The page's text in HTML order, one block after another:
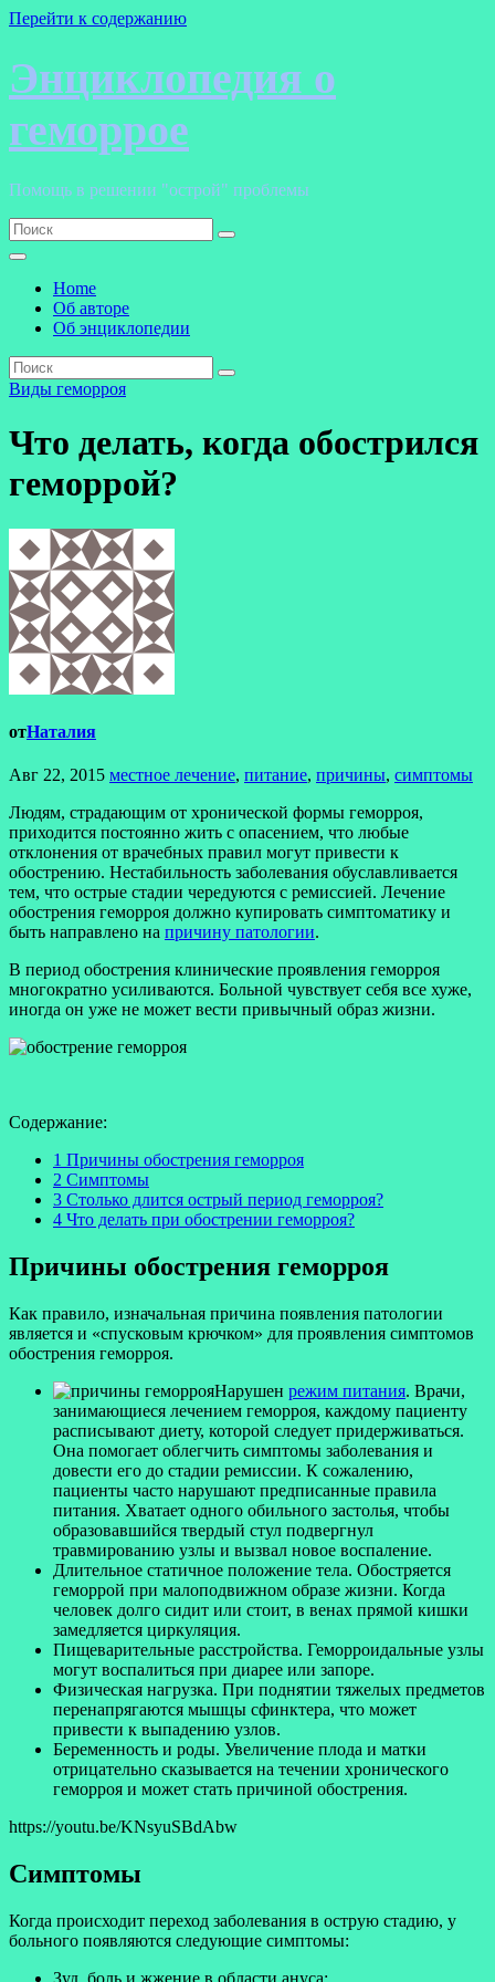
Перейти к содержанию
Энциклопедия о
геморрое
Помощь в решении "острой" проблемы
Home
Об авторе
Об энциклопедии
Виды геморроя
Что делать, когда обострился
геморрой?
отНаталия
Авг 22, 2015 местное лечение, питание, причины, симптомы
Людям, страдающим от хронической формы геморроя,
приходится постоянно жить с опасением, что любые
отклонения от врачебных правил могут привести к
обострению. Нестабильность заболевания обуславливается
тем, что острые стадии чередуются с ремиссией. Лечение
обострения геморроя должно купировать симптоматику и
быть направлено на причину патологии.
В период обострения клинические проявления геморроя
многократно усиливаются. Больной чувствует себя все хуже,
иногда он уже не может вести привычный образ жизни.
Содержание:
1 Причины обострения геморроя
2 Симптомы
3 Столько длится острый период геморроя?
4 Что делать при обострении геморроя?
Причины обострения геморроя
Как правило, изначальная причина появления патологии
является и «спусковым крючком» для проявления симптомов
обострения геморроя.
Нарушен режим питания. Врачи,
занимающиеся лечением геморроя, каждому пациенту
расписывают диету, которой следует придерживаться.
Она помогает облегчить симптомы заболевания и
довести его до стадии ремиссии. К сожалению,
пациенты часто нарушают предписанные правила
питания. Хватает одного обильного застолья, чтобы
образовавшийся твердый стул подвергнул
травмированию узлы и вызвал новое воспаление.
Длительное статичное положение тела. Обостряется
геморрой при малоподвижном образе жизни. Когда
человек долго сидит или стоит, в венах прямой кишки
замедляется циркуляция.
Пищеварительные расстройства. Геморроидальные узлы
могут воспалиться при диарее или запоре.
Физическая нагрузка. При поднятии тяжелых предметов
перенапрягаются мышцы сфинктера, что может
привести к выпадению узлов.
Беременность и роды. Увеличение плода и матки
отрицательно сказывается на течении хронического
геморроя и может стать причиной обострения.
https://youtu.be/KNsyuSBdAbw
Симптомы
Когда происходит переход заболевания в острую стадию, у
больного появляются следующие симптомы:
Зуд, боль и жжение в области ануса;